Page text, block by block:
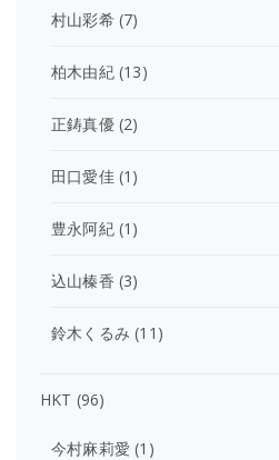
村山彩希(7)
柏木由紀(13)
正鋳真優(2)
田口愛佳(1)
豊永阿紀(1)
込山榛香 (3)
鈴木くるみ (11)
HKT (96)
今村麻莉愛 (1)